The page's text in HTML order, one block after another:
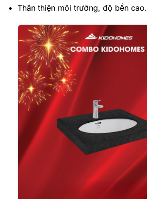
Thân thiện môi trường, độ bền cao.